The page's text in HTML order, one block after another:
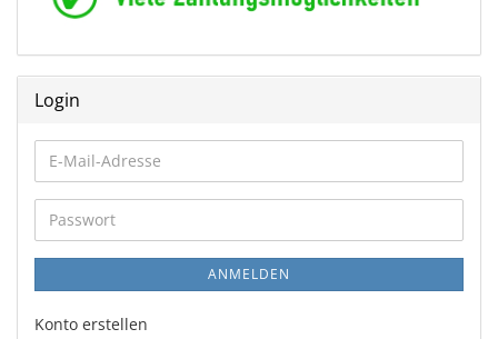
Login
E-
Mail-
Adresse
Passwort
ANMELDEN
Konto erstellen